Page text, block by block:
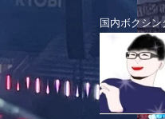
国内ボクシ